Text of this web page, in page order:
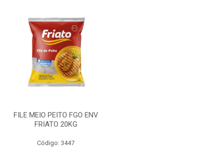
FILE MEIO PEITO FGO ENV
FRIATO 20KG
Código: 3447